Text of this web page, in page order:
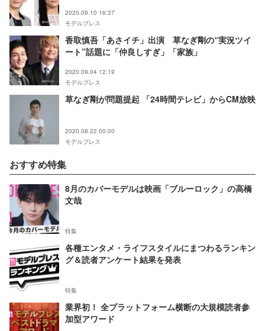
2020.09.10 16:37
モデルプレス
香取慎吾「あさイチ」出演 草なぎ剛の“実況ツイ
ート”話題に「仲良しすぎ」「家族」
2020.09.04 12:19
モデルプレス
草なぎ剛が問題提起 「24時間テレビ」からCM放映
2020.08.22 00:00
モデルプレス
おすすめ特集
8月のカバーモデルは映画「ブルーロック」の高橋
文哉
特集
各種エンタメ・ライフスタイルにまつわるランキン
グ＆読者アンケート結果を発表
特集
業界初！ 全プラットフォーム横断の大規模読者参
加型アワード